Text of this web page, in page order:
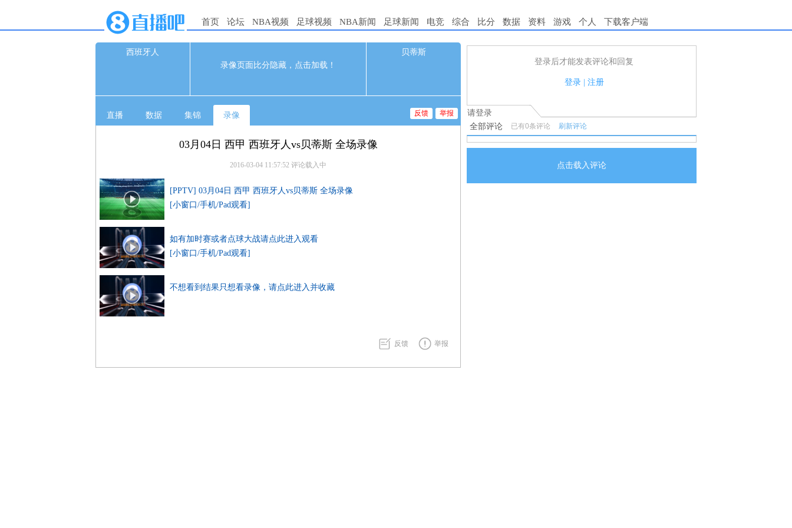
首页 论坛 NBA视频 足球视频 NBA新闻 足球新闻 电竞 综合 比分 数据 资料 游戏 个人 下载客户端
西班牙人
录像页面比分隐藏，点击加载！
0 03-04 03:30
贝蒂斯
直播 数据 集锦 录像 举报
反馈
03月04日 西甲 西班牙人vs贝蒂斯 全场录像
2016-03-04 11:57:52 评论载入中
[PPTV] 03月04日 西甲 西班牙人vs贝蒂斯 全场录像
[小窗口/手机/Pad观看]
如有加时赛或者点球大战请点此进入观看
[小窗口/手机/Pad观看]
不想看到结果只想看录像，请点此进入并收藏
反馈 举报
登录后才能发表评论和回复
登录| 注册
1.电脑端新用户可以发表评论了！
2.发言请遵守国家法律法规.
请登录
全部评论 已有0条评论 刷新评论
点击载入评论